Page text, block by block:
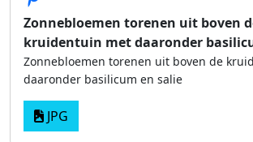
Zonnebloemen torenen uit boven
kruidentuin met daaronder
Zonnebloemen torenen uit boven de
daaronder basilicum en salie
JPG